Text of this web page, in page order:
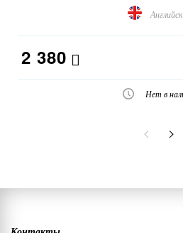
2 380
Нет в